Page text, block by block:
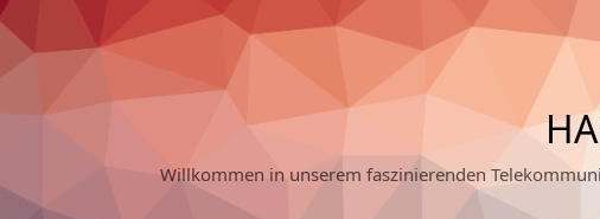
Skip
to
content
Willkommen in unserem faszinierenden